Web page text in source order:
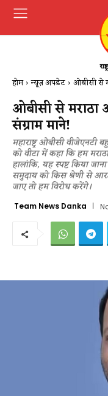
होम न्यूज़ अपडेट ओबीसी से
ओबीसी से मराठा
संग्राम माने!
महाराष्ट्र ओबीसी
को वीटा में कहा कि हम
हालांकि, यह स्पष्ट किया
समुदाय को किस श्रेणी से
जाए तो हम विरोध करेंगे।
Team News Danka